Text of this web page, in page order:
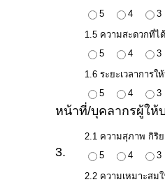
5
4 3
1.5 ความสะดวกที่ไ
5
4 3
1.6 ระยะเวลาการ
5
4 3
หน้าที่/บุคลากรผู้ให้
2.1 ความสุภาพ กิริ
5
4 3
2.2 ความเหมาะสม
3.